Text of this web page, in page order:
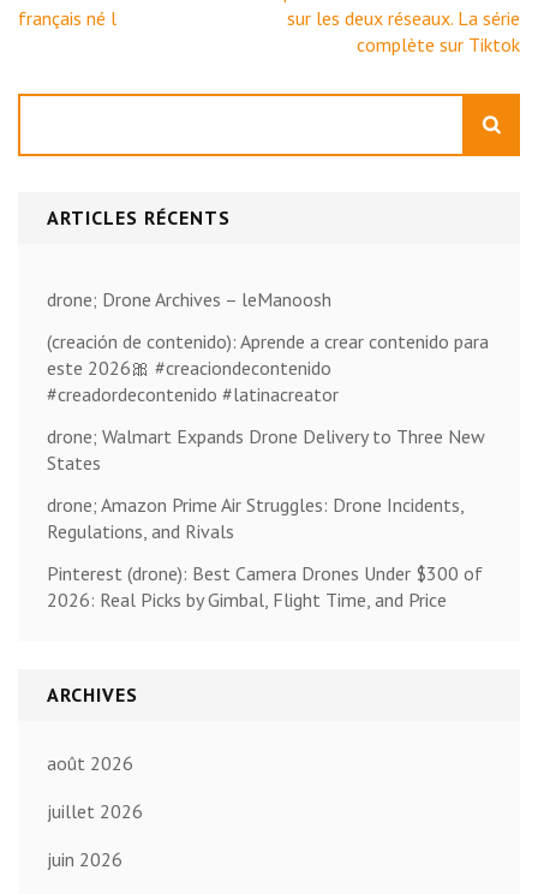
français né l
sur les deux réseaux. La série
complète sur Tiktok
ARTICLES RÉCENTS
drone; Drone Archives – leManoosh
(creación de contenido): Aprende a crear contenido para
este 2026🎀 #creaciondecontenido
#creadordecontenido #latinacreator
drone; Walmart Expands Drone Delivery to Three New
States
drone; Amazon Prime Air Struggles: Drone Incidents,
Regulations, and Rivals
Pinterest (drone): Best Camera Drones Under $300 of
2026: Real Picks by Gimbal, Flight Time, and Price
ARCHIVES
août 2026
juillet 2026
juin 2026